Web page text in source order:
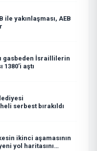
ile yakınlaşması, AEB
gasbeden İsraillilerin
1380’i aştı
serbest bırakıldı
ikinci aşamasının
yol haritasını